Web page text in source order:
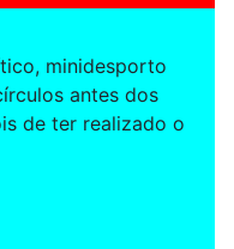
minidesporto
antes dos
de ter realizado o